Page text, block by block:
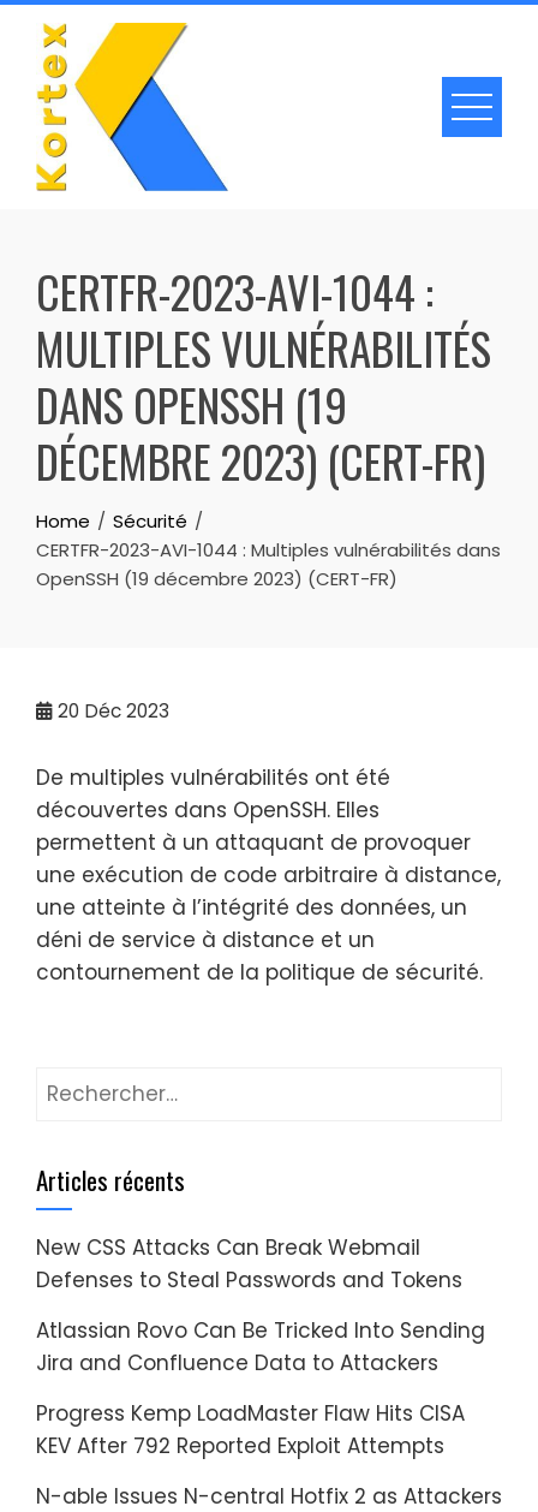
Skip
content
CERTFR-2023-AVI-1044 :
MULTIPLES VULNÉRABILITÉS
DANS OPENSSH (19
DÉCEMBRE 2023) (CERT-FR)
Home
Sécurité
CERTFR-2023-AVI-1044 : Multiples vulnérabilités dans
OpenSSH (19 décembre 2023) (CERT-FR)
20 Déc 2023
De multiples vulnérabilités ont été
découvertes dans OpenSSH. Elles
permettent à un attaquant de provoquer
une exécution de code arbitraire à distance,
une atteinte à l’intégrité des données, un
déni de service à distance et un
contournement de la politique de sécurité.
Rechercher :
Articles récents
New CSS Attacks Can Break Webmail
Defenses to Steal Passwords and Tokens
Atlassian Rovo Can Be Tricked Into Sending
Jira and Confluence Data to Attackers
Progress Kemp LoadMaster Flaw Hits CISA
KEV After 792 Reported Exploit Attempts
N-able Issues N-central Hotfix 2 as Attackers